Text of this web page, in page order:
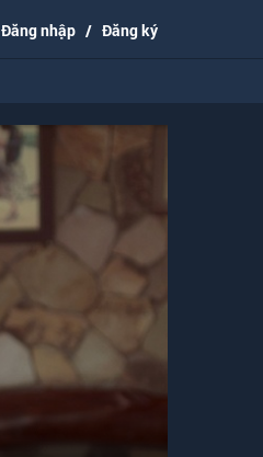
Đăng nhập / Đăng ký